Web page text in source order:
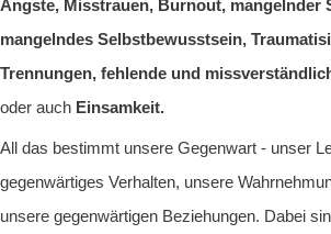
Ängste, Misstrauen, Burnout, mangelnder
mangelndes Selbstbewusstsein,
Trennungen, fehlende und
oder auch Einsamkeit.
All das bestimmt unsere Gegenwart - unser
gegenwärtiges Verhalten, unsere
unsere gegenwärtigen Beziehungen. Dabei